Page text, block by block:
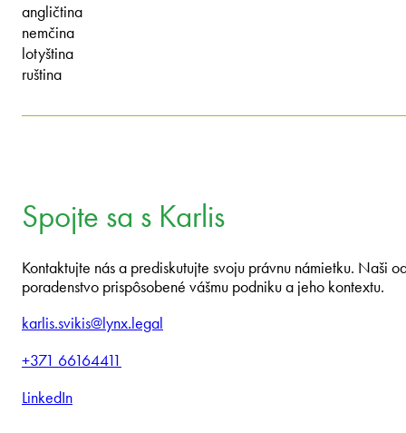
angličtina
nemčina
lotyština
ruština
Spojte sa s Karlis
Kontaktujte nás a prediskutujte svoju právnu námietku. Naši
poradenstvo prispôsobené vášmu podniku a jeho kontextu.
karlis.svikis@lynx.legal
+371 66164411
LinkedIn